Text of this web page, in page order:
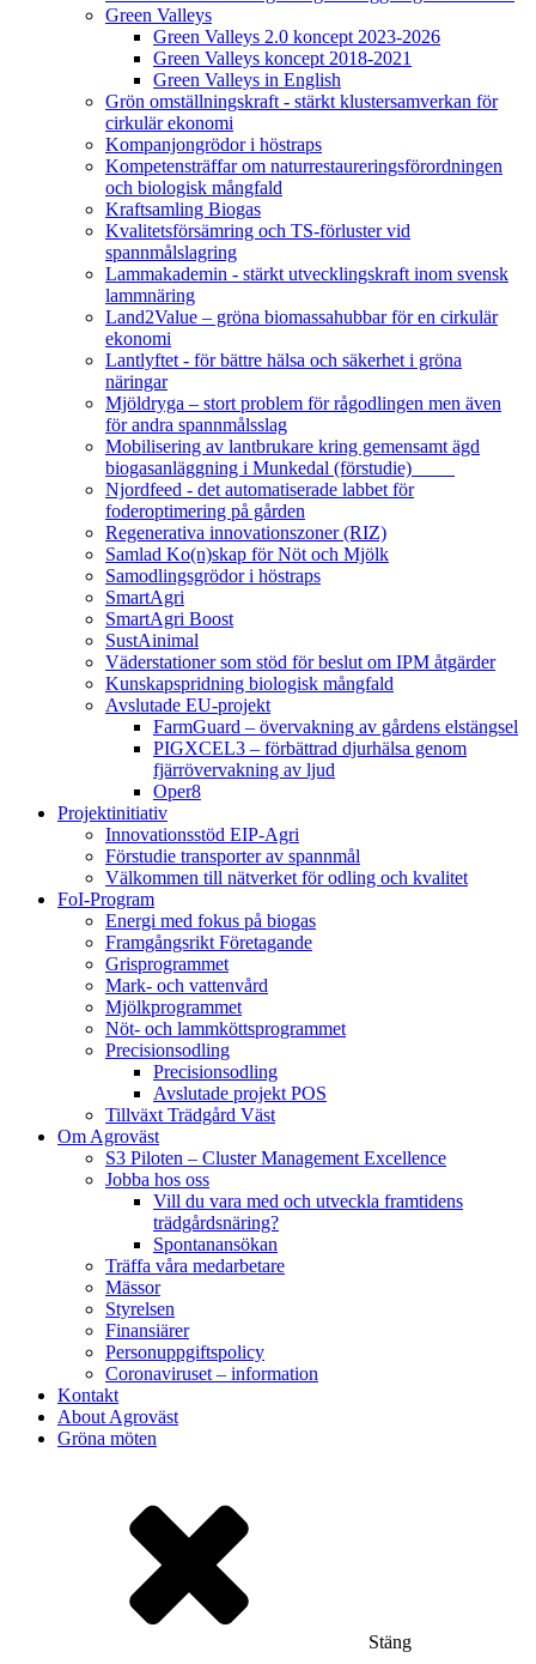
Green Valleys
Green Valleys 2.0 koncept 2023-2026
Green Valleys koncept 2018-2021
Green Valleys in English
Grön omställningskraft - stärkt klustersamverkan för
cirkulär ekonomi
Kompanjongrödor i höstraps
Kompetensträffar om naturrestaureringsförordningen
och biologisk mångfald
Kraftsamling Biogas
Kvalitetsförsämring och TS-förluster vid
spannmålslagring
Lammakademin - stärkt utvecklingskraft inom svensk
lammnäring
Land2Value – gröna biomassahubbar för en cirkulär
ekonomi
Lantlyftet - för bättre hälsa och säkerhet i gröna
näringar
Mjöldryga – stort problem för rågodlingen men även
för andra spannmålsslag
Mobilisering av lantbrukare kring gemensamt ägd
biogasanläggning i Munkedal (förstudie)
Njordfeed - det automatiserade labbet för
foderoptimering på gården
Regenerativa innovationszoner (RIZ)
Samlad Ko(n)skap för Nöt och Mjölk
Samodlingsgrödor i höstraps
SmartAgri
SmartAgri Boost
SustAinimal
Väderstationer som stöd för beslut om IPM åtgärder
Kunskapspridning biologisk mångfald
Avslutade EU-projekt
FarmGuard – övervakning av gårdens elstängsel
PIGXCEL3 – förbättrad djurhälsa genom
fjärrövervakning av ljud
Oper8
Projektinitiativ
Innovationsstöd EIP-Agri
Förstudie transporter av spannmål
Välkommen till nätverket för odling och kvalitet
FoI-Program
Energi med fokus på biogas
Framgångsrikt Företagande
Grisprogrammet
Mark- och vattenvård
Mjölkprogrammet
Nöt- och lammköttsprogrammet
Precisionsodling
Precisionsodling
Avslutade projekt POS
Tillväxt Trädgård Väst
Om Agroväst
S3 Piloten – Cluster Management Excellence
Jobba hos oss
Vill du vara med och utveckla framtidens
trädgårdsnäring?
Spontanansökan
Träffa våra medarbetare
Mässor
Styrelsen
Finansiärer
Personuppgiftspolicy
Coronaviruset – information
Kontakt
About Agroväst
Gröna möten
Stäng